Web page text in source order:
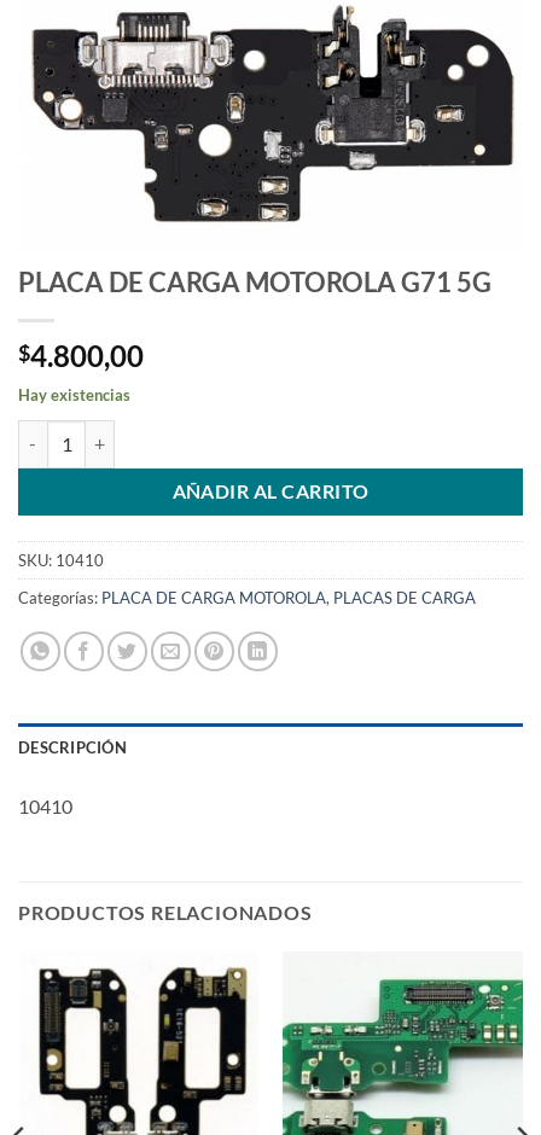
PLACA DE CARGA MOTOROLA G71 5G
$4.800,00
Hay existencias
AÑADIR AL CARRITO
SKU: 10410
Categorías: PLACA DE CARGA MOTOROLA, PLACAS DE CARGA
DESCRIPCIÓN
10410
PRODUCTOS RELACIONADOS